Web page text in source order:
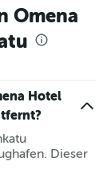
Omena
Hotel
Dieser